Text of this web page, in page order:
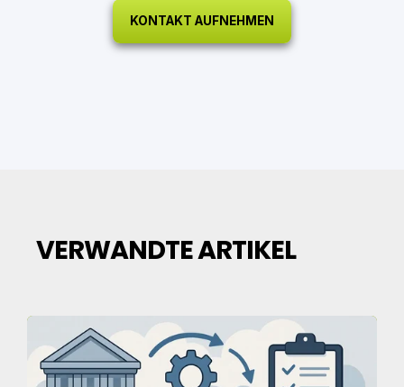
KONTAKT AUFNEHMEN
VERWANDTE ARTIKEL